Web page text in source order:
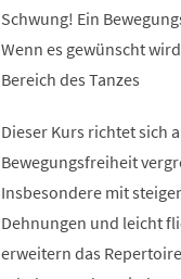
Schwung! Ein
Wenn es gewünscht
Bereich des Tanzes
Dieser Kurs richtet sich
Bewegungsfreiheit
Insbesondere mit
Dehnungen und leicht
erweitern das